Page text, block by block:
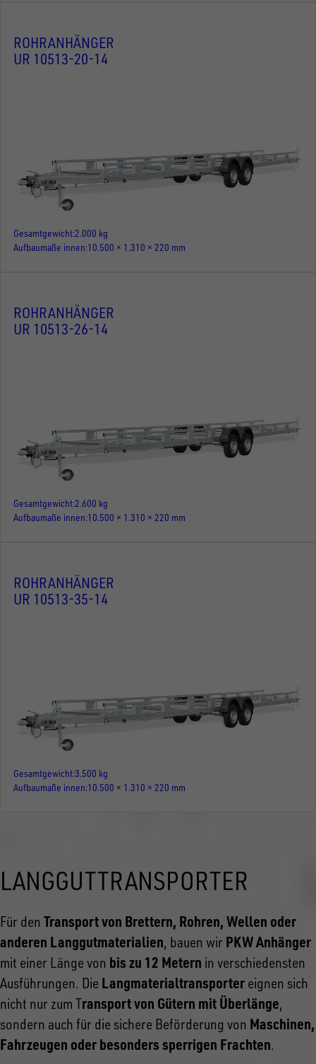
ROHRANHÄNGER
UR 10513-20-14
Gesamtgewicht 2.000 kg
Aufbaumaße innen 10.500 × 1.310 × 220 mm
ROHRANHÄNGER
UR 10513-26-14
Gesamtgewicht 2.600 kg
Aufbaumaße innen 10.500 × 1.310 × 220 mm
ROHRANHÄNGER
UR 10513-35-14
Gesamtgewicht3.500 kg
Aufbaumaße innen 10.500 × 1.310 × 220 mm
LANGGUTTRANSPORTER
Für den Transport von Brettern, Rohren, Wellen oder
anderen Langgutmaterialien, bauen wir PKW Anhänger
mit einer Länge von bis zu 12 Metern in verschiedensten
Ausführungen. Die Langmaterialtransporter eignen sich
nicht nur zum Transport von Gütern mit Überlänge,
sondern auch für die sichere Beförderung von Maschinen,
Fahrzeugen oder besonders sperrigen Frachten.